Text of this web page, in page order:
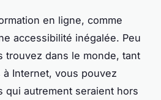
en ligne, comme
accessibilité inégalée. Peu
trouvez dans le monde, tant
Internet, vous pouvez
qui autrement seraient hors